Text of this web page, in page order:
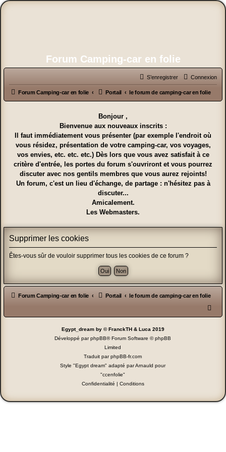
Forum Camping-car en folie
Connexion
S’enregistrer
Forum Camping-car en folie Portail le forum de camping-car en folie
Bonjour ,
Bienvenue aux nouveaux inscrits :
Il faut immédiatement vous présenter (par exemple l'endroit où
vous résidez, présentation de votre camping-car, vos voyages,
vos envies, etc. etc. etc.) Dès lors que vous avez satisfait à ce
critère d'entrée, les portes du forum s'ouvriront et vous pourrez
discuter avec nos gentils membres que vous aurez rejoints!
Un forum, c'est un lieu d'échange, de partage : n'hésitez pas à
discuter...
Amicalement.
Les Webmasters.
Supprimer les cookies
Êtes-vous sûr de vouloir supprimer tous les cookies de ce forum ?
Forum Camping-car en folie Portail le forum de camping-car en folie
Egypt_dream by © FranckTH & Luca 2019
Développé parphpBB® Forum Software © phpBB
Limited
Traduit parphpBB-fr.com
Style "Egypt dream" adapté par Arnauld pour
"ccenfolie"
Confidentialité | Conditions